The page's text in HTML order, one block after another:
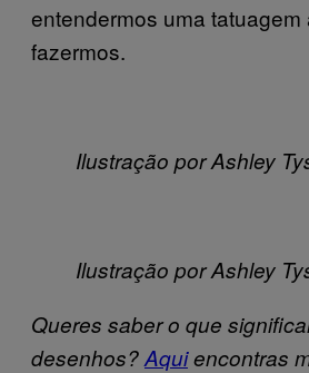
entendermos uma tatuagem
fazermos.
Ilustração por Ashley
Ilustração por Ashley
Queres saber o que
desenhos?Aquiencontras